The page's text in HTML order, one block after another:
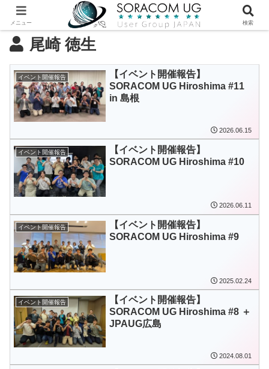
尾崎 徳生
イベント開催報告
【イベント開催報告】
SORACOM UG Hiroshima #11
in 島根
2026.06.15
イベント開催報告
【イベント開催報告】
SORACOM UG Hiroshima #10
2026.06.11
イベント開催報告
【イベント開催報告】
SORACOM UG Hiroshima #9
2025.02.24
イベント開催報告
【イベント開催報告】
SORACOM UG Hiroshima #8 ＋
JPAUG広島
2024.08.01
メニュー 検索